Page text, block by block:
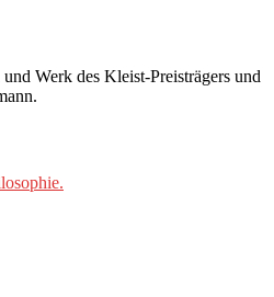
Werk des Kleist-Preisträgers und